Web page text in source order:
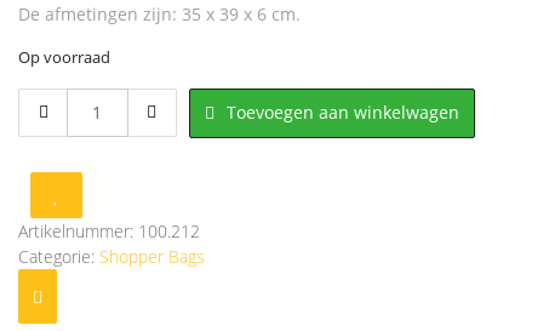
De afmetingen zijn: 35 x 39 x 6 cm.
Op voorraad
aantal
Toevoegen aan winkelwagen
Artikelnummer: 100.212
Categorie: Shopper Bags